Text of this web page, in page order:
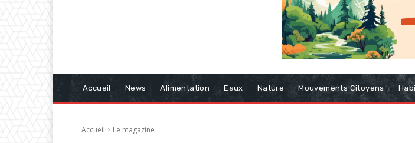
Accueil News Alimentation Eaux Nature Mouvements Citoyens
Accueil Le magazine